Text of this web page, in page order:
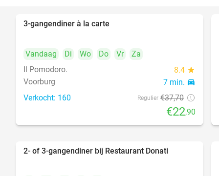
3-gangendiner à la carte
Vandaag Di Wo Do Vr
Za
Il Pomodoro.
8.4 star
Voorburg 7 min. directions_car
Verkocht: 160 Regulier €37,70
€22,90
2- of 3-gangendiner bij Restaurant Donati